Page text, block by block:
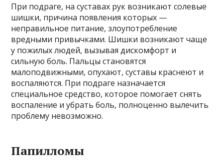
При подраге, на суставах рук возникают солевые
шишки, причина появления которых —
неправильное питание, злоупотребление
вредными привычками. Шишки возникают чаще
у пожилых людей, вызывая дискомфорт и
сильную боль. Пальцы становятся
малоподвижными, опухают, суставы краснеют и
воспаляются. При подраге назначается
специальное средство, которое помогает снять
воспаление и убрать боль, полноценно вылечить
проблему невозможно.
Папилломы